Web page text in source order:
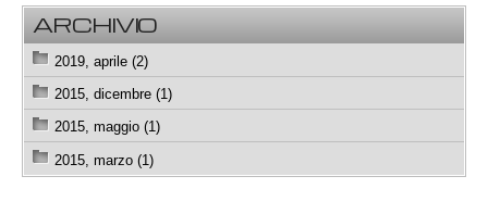
ARCHIVIO
2019, aprile (2)
2015, dicembre (1)
2015, maggio (1)
2015, marzo (1)